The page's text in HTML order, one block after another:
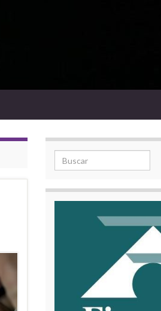
Search for: